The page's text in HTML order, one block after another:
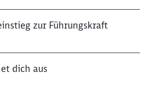
zur Führungskraft
dich aus